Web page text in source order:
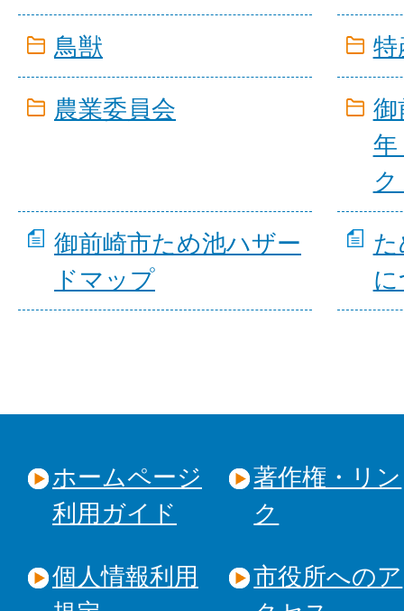
鳥獣 特
農業委員会
御
年
御前崎市ため池ハザー
ドマップ
ホームページ
利用ガイド
著作権・リン
ク
個人情報利用
市役所へのア